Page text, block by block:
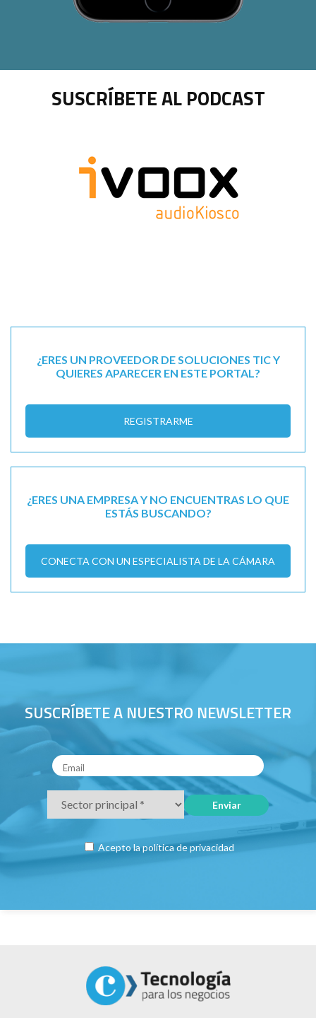
SUSCRÍBETE AL PODCAST
¿ERES UN PROVEEDOR DE SOLUCIONES TIC Y
QUIERES APARECER EN ESTE PORTAL?
REGISTRARME
¿ERES UNA EMPRESA Y NO ENCUENTRAS LO QUE
ESTÁS BUSCANDO?
CONECTA CON UN ESPECIALISTA DE LA CÁMARA
SUSCRÍBETE A NUESTRO NEWSLETTER
Acepto lapolítica de privacidad